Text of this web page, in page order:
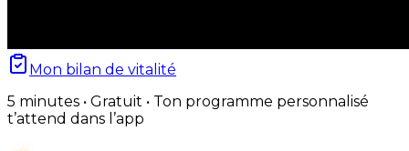
Mon bilan de vitalité
5 minutes • Gratuit • Ton programme personnalisé
t’attend dans l’app